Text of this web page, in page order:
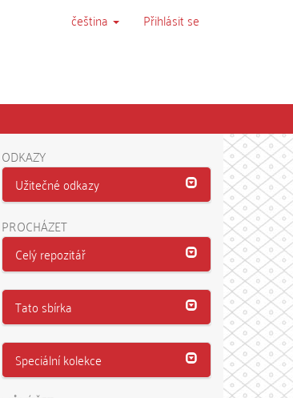
čeština Přihlásit se
ODKAZY
Užitečné odkazy
PROCHÁZET
Celý repozitář
Tato sbírka
Speciální kolekce